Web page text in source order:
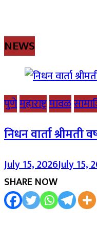
NEWS
पुणेमहाराष्ट्रमावळ
निधन वार्ता श्रीमती
July 15, 2026July 15,
SHARE NOW